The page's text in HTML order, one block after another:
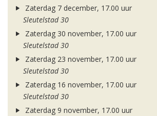
Zaterdag 7 december, 17.00 uur
Sleutelstad 30
Zaterdag 30 november, 17.00 uur
Sleutelstad 30
Zaterdag 23 november, 17.00 uur
Sleutelstad 30
Zaterdag 16 november, 17.00 uur
Sleutelstad 30
Zaterdag 9 november, 17.00 uur